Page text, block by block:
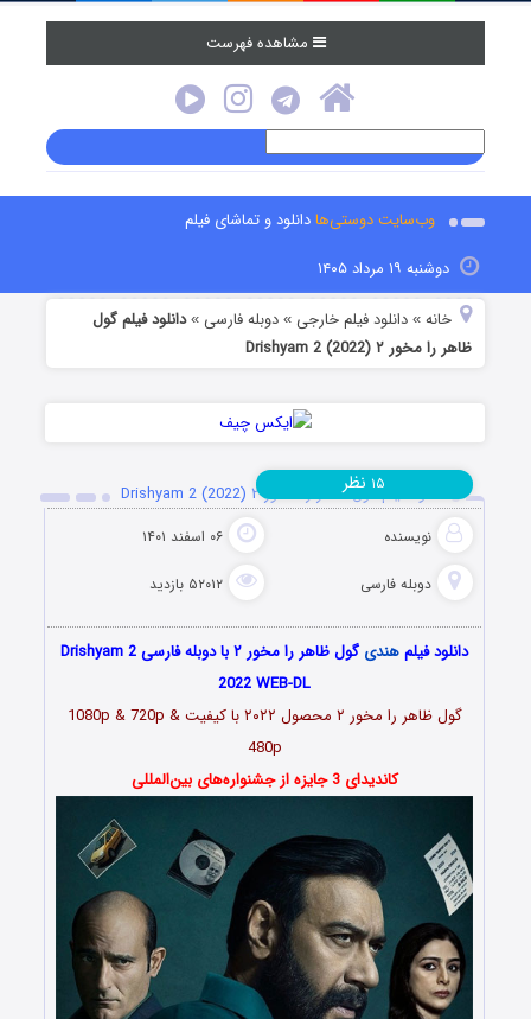
مشاهده فهرست
وب‌سایت دوستی‌هادانلود و تماشای فیلم
دوشنبه ۱۹ مرداد ۱۴۰۵
خانه »دانلود فیلم خارجی »دوبله فارسی »دانلود فیلم گول
ظاهر را مخور ۲ Drishyam 2 (2022)
دانلود فیلم گول ظاهر را مخور ۲ Drishyam 2 (2022)
نویسنده ۰۶ اسفند ۱۴۰۱
دوبله فارسی ۵۲۰۱۲ بازدید
۱۵ نظر
دانلود فیلمهندی
گول ظاهر را مخور ۲ با دوبله فارسی Drishyam 2
2022 WEB-DL
گول ظاهر را مخور ۲ محصول
۲۰۲۲
با کیفیت 1080p & 720p &
480p
کاندیدای 3 جایزه از جشنواره‌های بین‌المللی